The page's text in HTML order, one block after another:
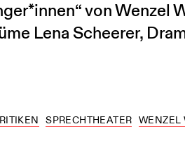
von Wenzel
Lena Scheerer,
SPRECHTHEATER WENZEL